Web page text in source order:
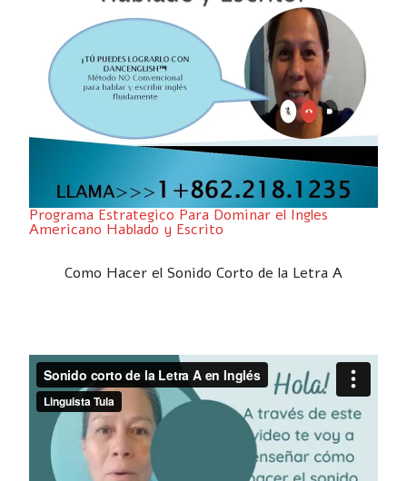
Programa Estrategico Para Dominar el Ingles
Americano Hablado y Escrito
Como Hacer el Sonido Corto de la Letra A